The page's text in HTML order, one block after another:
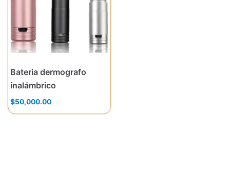
Bateria dermografo
inalámbrico
$50,000.00